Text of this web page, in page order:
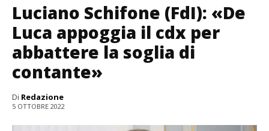
Luciano Schifone (FdI): «De
Luca appoggia il cdx per
abbattere la soglia di
contante»
Di Redazione
5 OTTOBRE 2022